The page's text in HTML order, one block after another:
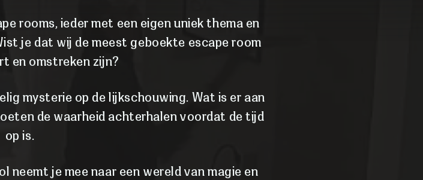
rooms, ieder met een eigen uniek thema en
je dat wij de meest geboekte escape room
en omstreken zijn?
mysterie op de lijkschouwing. Wat is er aan
de waarheid achterhalen voordat de tijd
op is.
neemt je mee naar een wereld van magie en